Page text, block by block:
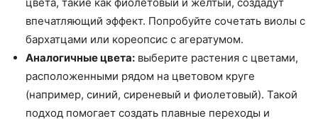
впечатляющий эффект. Попробуйте сочетать виолы с
бархатцами или кореопсис с агератумом.
Аналогичные цвета: выберите растения с цветами,
расположенными рядом на цветовом круге
(например, синий, сиреневый и фиолетовый). Такой
подход помогает создать плавные переходы и